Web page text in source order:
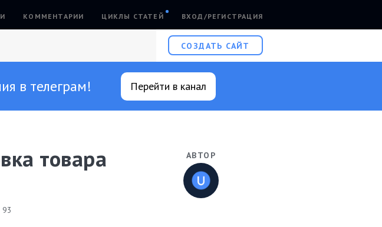
КОММЕНТАРИИ ЦИКЛЫ СТАТЕЙ ВХОД/РЕГИСТРАЦИЯ
СОЗДАТЬ САЙТ
в телеграм! Перейти в канал
АВТОР
товара
93